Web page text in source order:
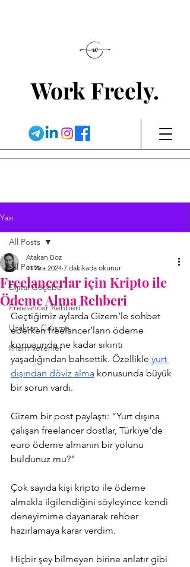
Work Freely.
Yazı
All Posts
Dijital Göçebe
Freelancer Rehberi
Uzaktan Çalışma
İlham Verenler
All Posts
Freelancerlar için Kripto ile
Ödeme Alma Rehberi
Atakan Boz
11 Ara 2024 7 dakikada okunur
Geçtiğimiz aylarda Gizem’le sohbet
ederken freelancer’ların ödeme
konusunda ne kadar sıkıntı
yaşadığından bahsettik. Özellikle yurt
dışından döviz alma konusunda büyük
bir sorun vardı.
Gizem bir post paylaştı: “Yurt dışına
çalışan freelancer dostlar, Türkiye'de
euro ödeme almanın bir yolunu
buldunuz mu?”
Çok sayıda kişi kripto ile ödeme
almakla ilgilendiğini söyleyince kendi
deneyimime dayanarak rehber
hazırlamaya karar verdim.
Hiçbir şey bilmeyen birine anlatır gibi